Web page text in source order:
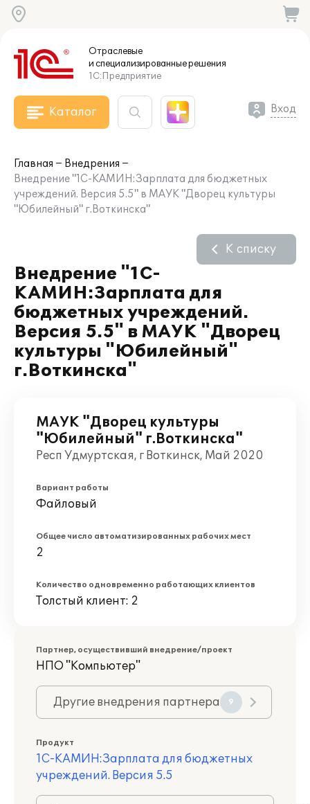
Отраслевые
и специализированныерешения
1С:Предприятие
Каталог Вход
Главная
Внедрения
Внедрение "1С-КАМИН:Зарплата для бюджетных
учреждений. Версия 5.5" в МАУК "Дворец культуры
"Юбилейный" г.Воткинска"
Внедрение "1С-
КАМИН:Зарплата для
бюджетных учреждений.
Версия 5.5" в МАУК "Дворец
культуры "Юбилейный"
г.Воткинска"
К списку
МАУК "Дворец культуры
"Юбилейный" г.Воткинска"
Респ Удмуртская, г Воткинск, Май 2020
Вариант работы
Файловый
Общее число автоматизированных рабочих мест
2
Количество одновременно работающих клиентов
Толстый клиент: 2
Партнер, осуществивший внедрение/проект
НПО "Компьютер"
Другие внедрения партнера 9
Продукт
1С-КАМИН:Зарплата для бюджетных
учреждений. Версия 5.5